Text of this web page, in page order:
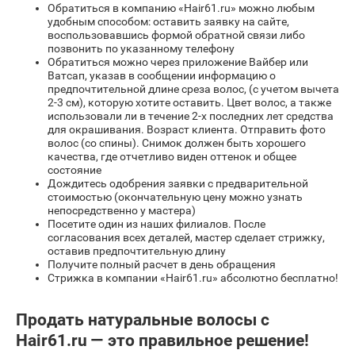
Обратиться в компанию «Hair61.ru» можно любым
удобным способом: оставить заявку на сайте,
воспользовавшись формой обратной связи либо
позвонить по указанному телефону
Обратиться можно через приложение Вайбер или
Ватсап, указав в сообщении информацию о
предпочтительной длине среза волос, (с учетом вычета
2-3 см), которую хотите оставить. Цвет волос, а также
использовали ли в течение 2-х последних лет средства
для окрашивания. Возраст клиента. Отправить фото
волос (со спины). Снимок должен быть хорошего
качества, где отчетливо виден оттенок и общее
состояние
Дождитесь одобрения заявки с предварительной
стоимостью (окончательную цену можно узнать
непосредственно у мастера)
Посетите один из наших филиалов. После
согласования всех деталей, мастер сделает стрижку,
оставив предпочтительную длину
Получите полный расчет в день обращения
Стрижка в компании «Hair61.ru» абсолютно бесплатно!
Продать натуральные волосы с
Hair61.ru — это правильное решение!